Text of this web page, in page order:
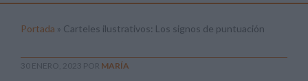
Portada » Carteles ilustrativos: Los signos de puntuación
30 ENERO, 2023 POR MARÍA